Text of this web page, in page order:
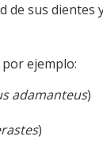
sus dientes
ejemplo:
adamanteus)
)